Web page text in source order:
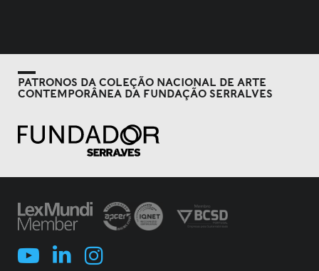
PATRONOS DA COLEÇÃO NACIONAL DE ARTE
CONTEMPORÂNEA DA FUNDAÇÃO SERRALVES